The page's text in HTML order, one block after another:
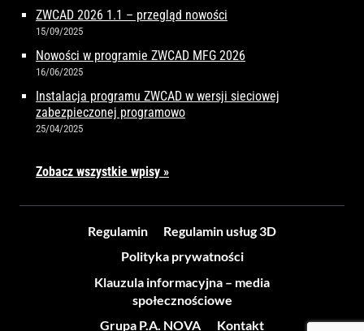
ZWCAD 2026 1.1 – przegląd nowości
15/09/2025
Nowości w programie ZWCAD MFG 2026
16/06/2025
Instalacja programu ZWCAD w wersji sieciowej
zabezpieczonej programowo
25/04/2025
Zobacz wszystkie wpisy »
Regulamin
Regulamin usług 3D
Polityka prywatności
Klauzula informacyjna – media
społecznościowe
Grupa P.A. NOVA
Kontakt